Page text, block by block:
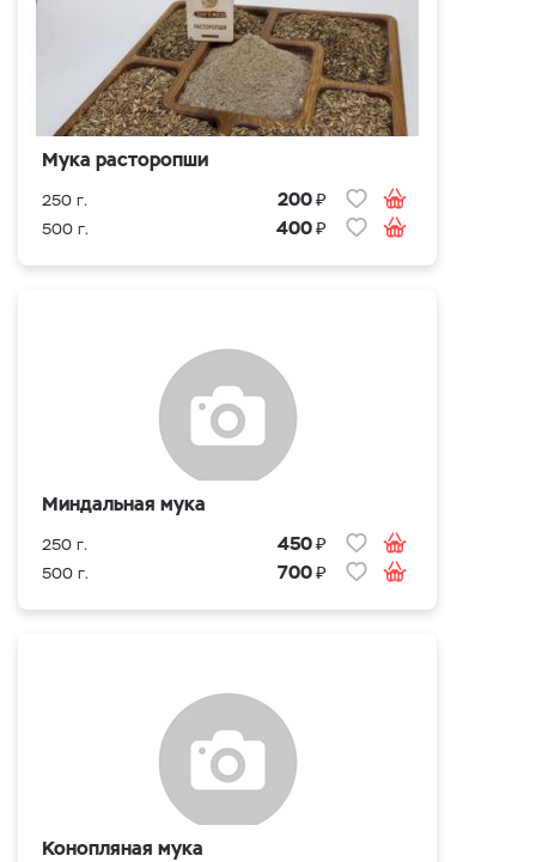
Мука расторопши
250 г. 200₽
500 г. 400₽
Миндальная мука
250 г. 450₽
500 г. 700₽
Конопляная мука